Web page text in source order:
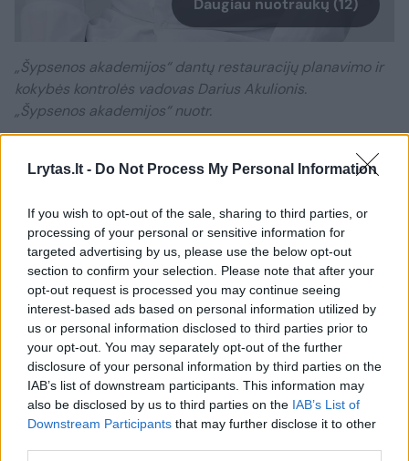
Lrytas.lt - Do Not Process My Personal Information
If you wish to opt-out of the sale, sharing to third parties, or
processing of your personal or sensitive information for
targeted advertising by us, please use the below opt-out
section to confirm your selection. Please note that after your
opt-out request is processed you may continue seeing
interest-based ads based on personal information utilized by
us or personal information disclosed to third parties prior to
your opt-out. You may separately opt-out of the further
disclosure of your personal information by third parties on the
IAB’s list of downstream participants. This information may
also be disclosed by us to third parties on the IAB’s List of
Downstream Participants that may further disclose it to other
Daugiau nuotraukų (12)
„Šypsenos akademijos“ dantų restauracijų planavimo ir
kokybės kontrolės vadovas Darius Akulionis.
„Šypsenos akademijos“ nuotr.
Gydytojas odontologas A.Ligutis pridūrė, kad
tikimybė.
„Gidas yra nepamainoma pagalba gydytojui.
Jis padeda procedūrą atlikti tiksliai, be
papildomų interpretacijų, kurios kartais gali
prisidėti prie procedūros kainos padidėjimo.
Dar vienas privalumas – implantavimas be
pjūvio. Gijimas yra kur kas paprastesnis, pati
implantacija pacientui pralekia greitai. Be to,